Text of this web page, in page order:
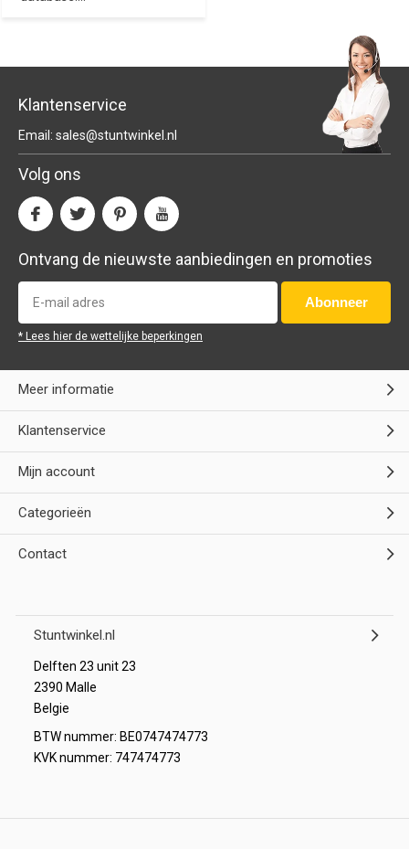
Klantenservice
Email: sales@stuntwinkel.nl
Volg ons
Ontvang de nieuwste aanbiedingen en promoties
Abonneer
* Lees hier de wettelijke beperkingen
Meer informatie
Klantenservice
Mijn account
Categorieën
Contact
Stuntwinkel.nl
Delften 23 unit 23
2390 Malle
Belgie
BTW nummer: BE0747474773
KVK nummer: 747474773